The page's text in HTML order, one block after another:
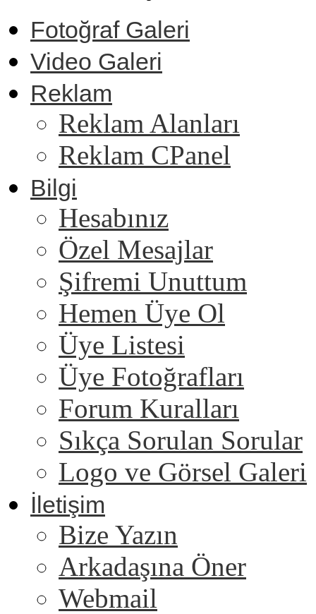
Fotoğraf Galeri
Video Galeri
Reklam
Reklam Alanları
Reklam CPanel
Bilgi
Hesabınız
Özel Mesajlar
Şifremi Unuttum
Hemen Üye Ol
Üye Listesi
Üye Fotoğrafları
Forum Kuralları
Sıkça Sorulan Sorular
Logo ve Görsel Galeri
İletişim
Bize Yazın
Arkadaşına Öner
Webmail